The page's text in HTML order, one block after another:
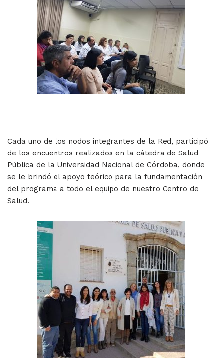
Cada uno de los nodos integrantes de la Red, participó
de los encuentros realizados en la cátedra de Salud
Pública de la Universidad Nacional de Córdoba, donde
se le brindó el apoyo teórico para la fundamentación
del programa a todo el equipo de nuestro Centro de
Salud.